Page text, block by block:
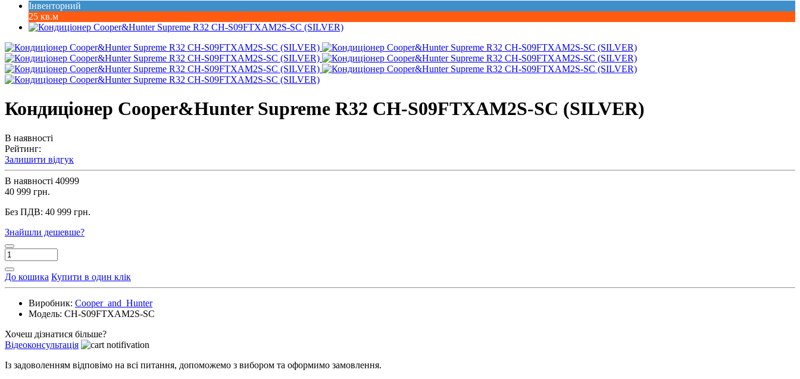
Інвенторний
25 кв.м
Кондиціонер Cooper&Hunter Supreme R32 CH-S09FTXAM2S-SC (SILVER)
В наявності
Рейтинг:
Залишити відгук
В наявності 40999
40 999 грн.
Без ПДВ: 40 999 грн.
Знайшли дешевше?
До кошика Купити в один клік
Виробник: Cooper_and_Hunter
Модель: CH-S09FTXAM2S-SC
Хочеш дізнатися більше?
Відеоконсультація
Із задоволенням відповімо на всі питання, допоможемо з вибором та оформимо замовлення.